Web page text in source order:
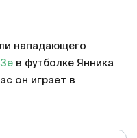
нападающего
в футболке Янника
он играет в